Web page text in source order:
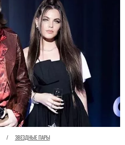
/ ЗВЕЗДНЫЕ ПАРЫ